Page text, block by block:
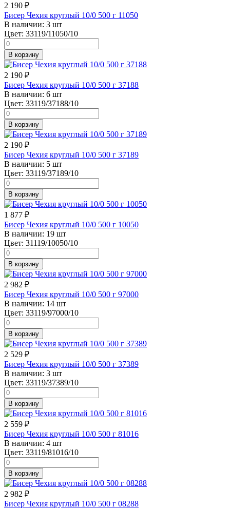
2 190 ₽
Бисер Чехия круглый 10/0 500 г 11050
В наличии: 3 шт
Цвет: 33119/11050/10
В корзину
2 190 ₽
Бисер Чехия круглый 10/0 500 г 37188
В наличии: 6 шт
Цвет: 33119/37188/10
В корзину
2 190 ₽
Бисер Чехия круглый 10/0 500 г 37189
В наличии: 5 шт
Цвет: 33119/37189/10
В корзину
1 877 ₽
Бисер Чехия круглый 10/0 500 г 10050
В наличии: 19 шт
Цвет: 31119/10050/10
В корзину
2 982 ₽
Бисер Чехия круглый 10/0 500 г 97000
В наличии: 14 шт
Цвет: 33119/97000/10
В корзину
2 529 ₽
Бисер Чехия круглый 10/0 500 г 37389
В наличии: 3 шт
Цвет: 33119/37389/10
В корзину
2 559 ₽
Бисер Чехия круглый 10/0 500 г 81016
В наличии: 4 шт
Цвет: 33119/81016/10
В корзину
2 982 ₽
Бисер Чехия круглый 10/0 500 г 08288